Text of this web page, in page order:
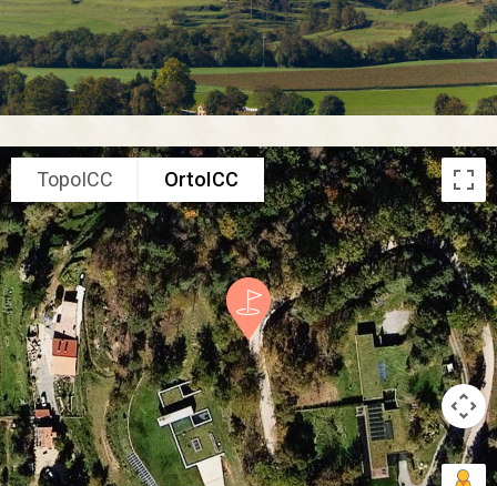
TopoICC OrtoICC